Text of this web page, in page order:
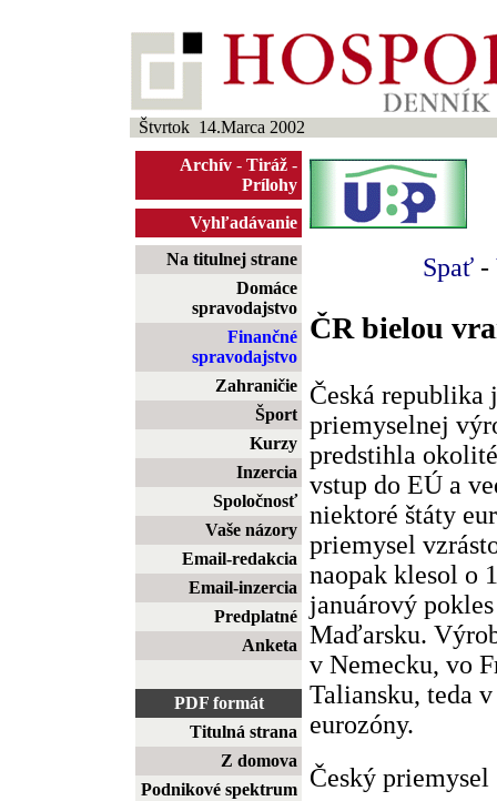
Štvrtok 14.Marca 2002
Archív - Tiráž -
Prílohy
Vyhľadávanie
Na titulnej strane
Domáce
spravodajstvo
Finančné
spravodajstvo
Zahraničie
Šport
Kurzy
Inzercia
Spoločnosť
Vaše názory
Email-redakcia
Email-inzercia
Predplatné
Anketa
PDF formát
Titulná strana
Z domova
Podnikové spektrum
Spať -
ČR bielou
Česká republika
priemyselnej
predstihla
vstup do EÚ a
niektoré štáty
priemysel
naopak klesol o
januárový
Maďarsku.
v Nemecku, vo
Taliansku, teda
eurozóny.
Český